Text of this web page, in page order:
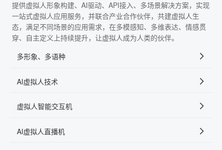
提供虚拟人形象构建、AI驱动、API接入、多场景解决方案，实现
一站式虚拟人应用服务，并联合产业合作伙伴，共建虚拟人生
态，满足不同场景的应用需求，在多模感知、多维表达、情感贯
穿、自主定义上持续提升，让虚拟人成为人类的伙伴。
多形象、多语种
AI虚拟人技术
虚拟人智能交互机
AI虚拟人直播机